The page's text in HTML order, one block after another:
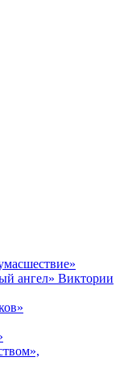
ангел» Виктории